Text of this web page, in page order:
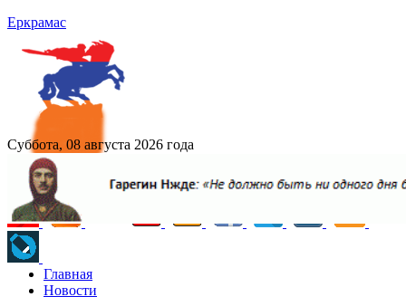
Еркрамас
Суббота, 08 августа 2026 года
Главная
Новости